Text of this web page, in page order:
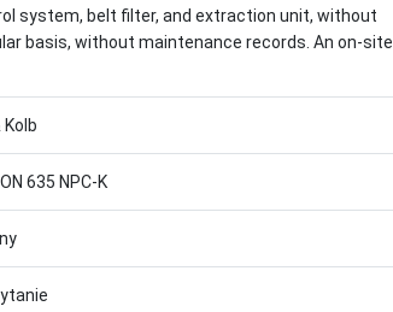
system, belt filter, and extraction unit, without
basis, without maintenance records. An on-site
Kolb
635 NPC-K